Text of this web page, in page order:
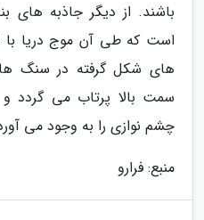
باشند. از دیگر جاذبه های
است که طی آن موج دریا با
های شکل گرفته در سنگ
سمت بالا پرتاب می گردد و
چشم نوازی را به وجود می
منبع: فرارو